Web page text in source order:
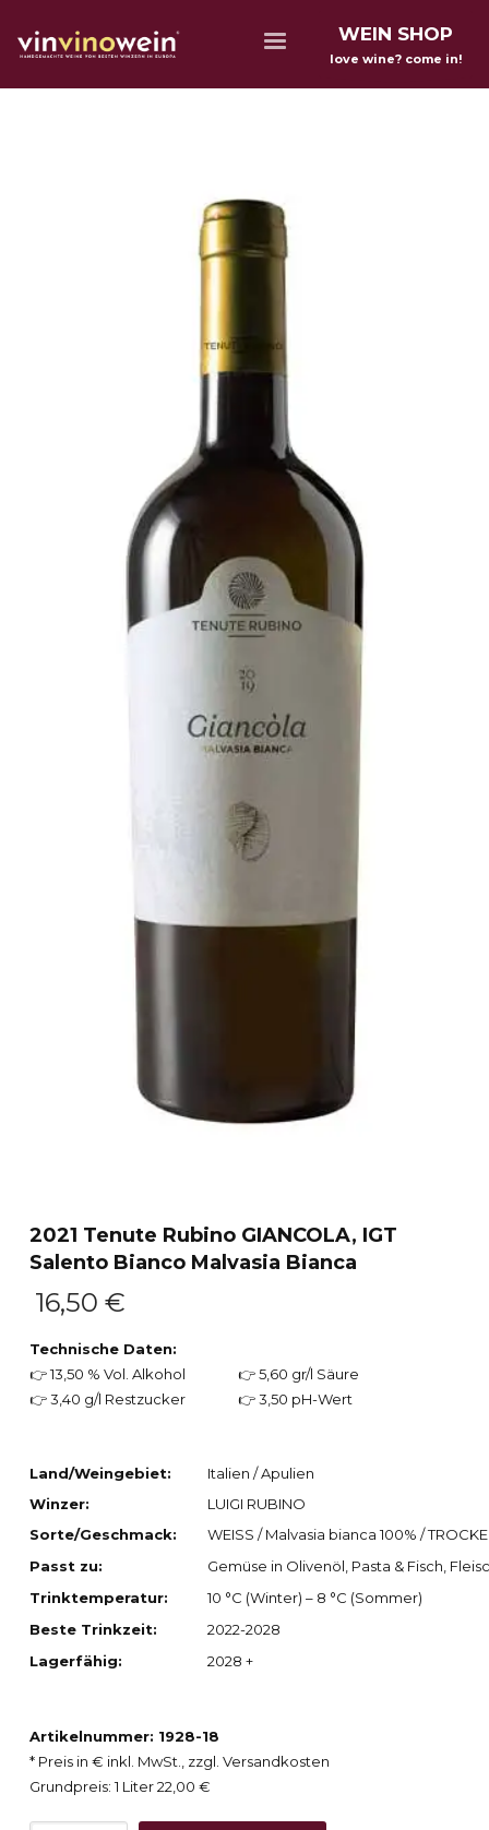
WEIN SHOP
love wine? come in!
2021 Tenute Rubino GIANCOLA, IGT
Salento Bianco Malvasia Bianca
16,50€
Technische Daten:
👉 13,50 % Vol. Alkohol
👉 5,60 gr/l Säure
👉 3,40 g/l Restzucker
👉 3,50 pH-Wert
Land/Weingebiet:
Italien / Apulien
Winzer:
LUIGI RUBINO
Sorte/Geschmack:
WEISS / Malvasia bianca 100% /
Passt zu:
Gemüse in Olivenöl, Pasta & Fisch,
Trinktemperatur:
10 °C (Winter) – 8 °C (Sommer)
Beste Trinkzeit:
2022-2028
Lagerfähig:
2028 +
Artikelnummer: 1928-18
* Preis in € inkl. MwSt., zzgl. Versandkosten
Grundpreis: 1 Liter 22,00 €